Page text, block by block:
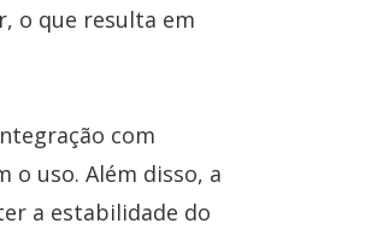
o que resulta em
com
uso. Além disso, a
a estabilidade do